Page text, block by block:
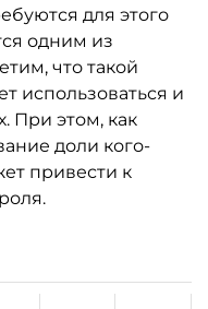
для этого
одним из
что такой
использоваться и
При этом, как
доли кого-
привести к